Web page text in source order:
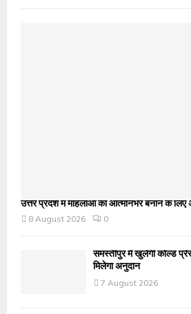
उत्तर प्रदेश में महिलाओं को आत्मनिर्भर बनाने के
8 August 2026
0
समस्तीपुर में खुलेगी कोल्ड
मिलेगा अनुदान
7 August 2026